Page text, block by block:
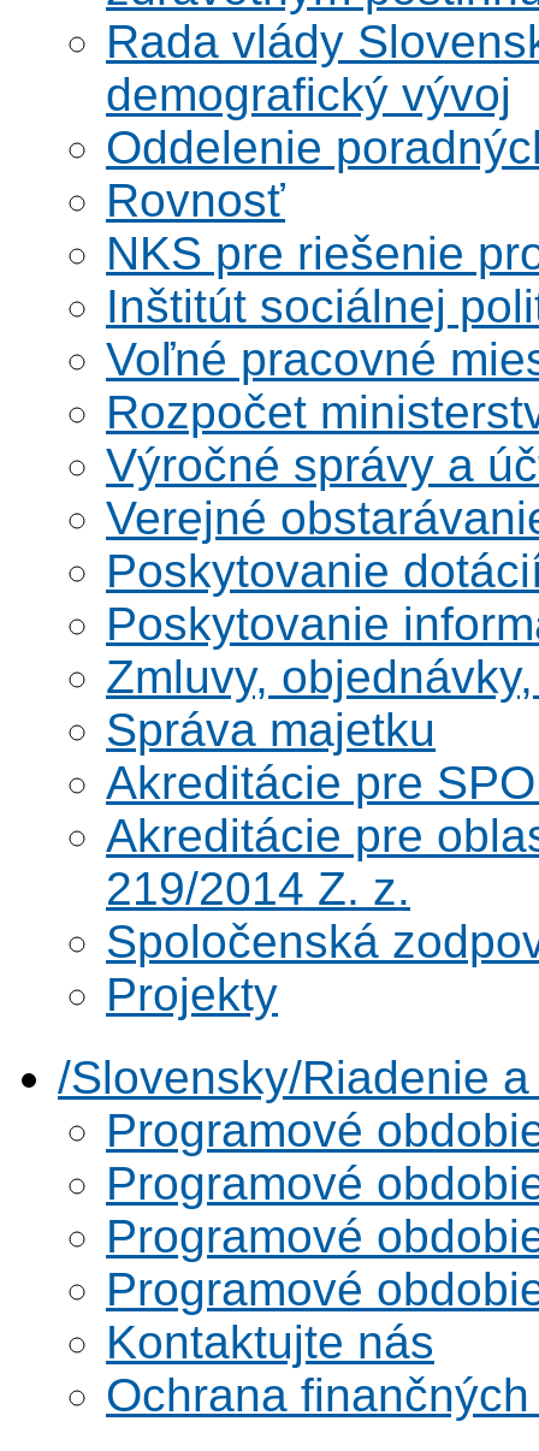
Rada vlády
demografický vývoj
Oddelenie
Rovnosť
NKS pre riešenie
Inštitút sociálnej
Voľné pracovné
Rozpočet
Výročné správy a
Verejné
Poskytovanie
Poskytovanie
Zmluvy,
Správa majetku
Akreditácie pre
Akreditácie pre
219/2014 Z. z.
Spoločenská
Projekty
/Slovensky/Riadenie
Programové
Programové
Programové
Programové
Kontaktujte nás
Ochrana